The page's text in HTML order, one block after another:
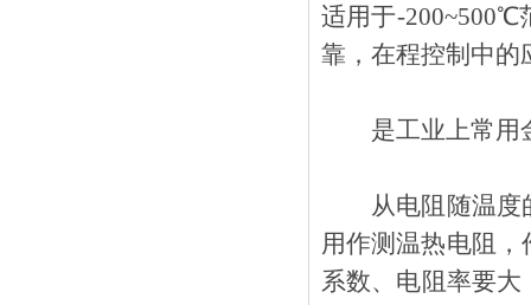
适用于-200~500℃范
靠，在程控制中的
是工业上常用
从电阻随温度的变
用作测温热电阻
系数、电阻率